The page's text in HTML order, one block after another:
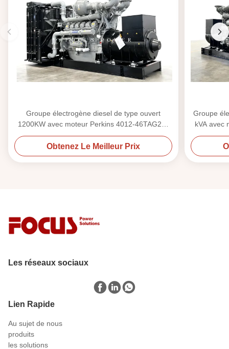
Groupe électrogène diesel de type ouvert
1200KW avec moteur Perkins 4012-46TAG2A,
vitesse 1500 tr/min
Obtenez Le Meilleur Prix
Groupe
kVA avec
Les réseaux sociaux
Lien Rapide
Au sujet de nous
produits
les solutions